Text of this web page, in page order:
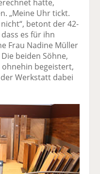
hatte,
„Meine Uhr tickt.
betont der 42-
es für ihn
Frau Nadine Müller
beiden Söhne,
ohnehin begeistert,
Werkstatt dabei